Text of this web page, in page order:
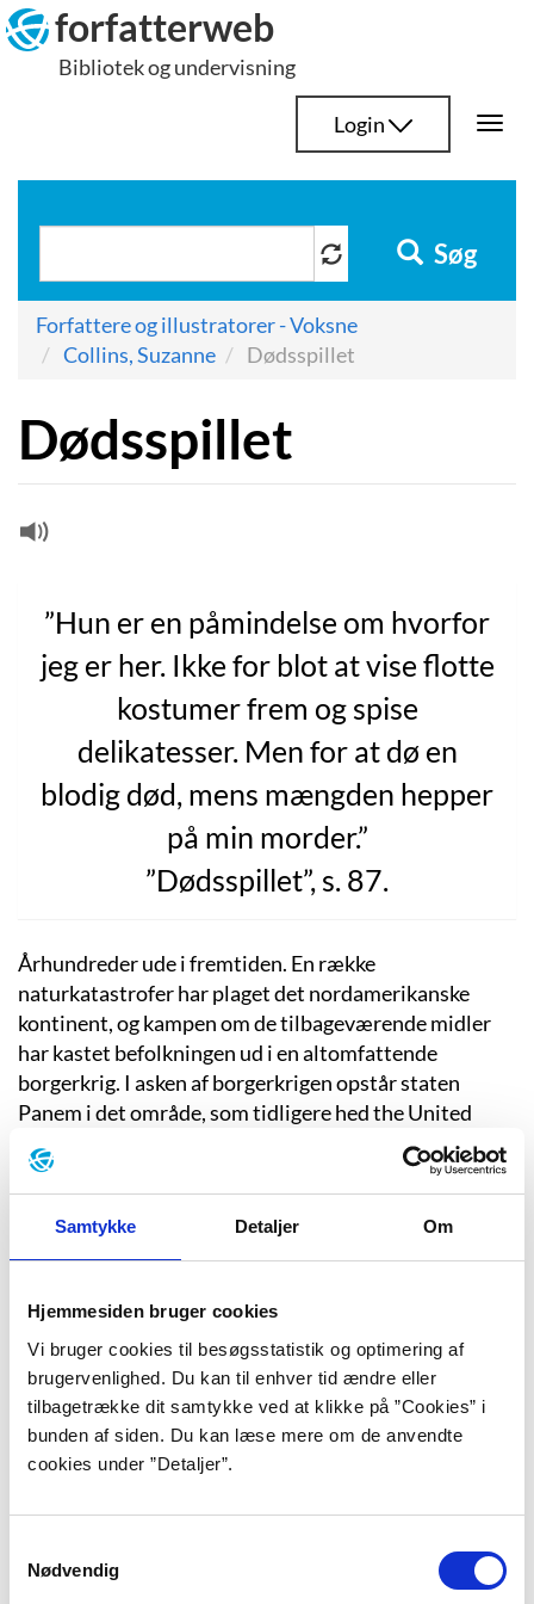
Samtykke Detaljer Om
Hjemmesiden bruger cookies
Vi bruger cookies til besøgsstatistik og optimering af
brugervenlighed. Du kan til enhver tid ændre eller
tilbagetrække dit samtykke ved at klikke på ”Cookies” i
bunden af siden. Du kan læse mere om de anvendte
cookies under ”Detaljer”.
Nødvendig
Hop
til
indhold
forfatterweb
Bibliotek og undervisning
Login
Søg
Forfattere og illustratorer - Voksne
Collins, Suzanne
Dødsspillet
Dødsspillet
”Hun er en påmindelse om hvorfor
jeg er her. Ikke for blot at vise flotte
kostumer frem og spise
delikatesser. Men for at dø en
blodig død, mens mængden hepper
på min morder.”
”Dødsspillet”, s. 87.
Århundreder ude i fremtiden. En række
naturkatastrofer har plaget det nordamerikanske
kontinent, og kampen om de tilbageværende midler
har kastet befolkningen ud i en altomfattende
borgerkrig. I asken af borgerkrigen opstår staten
Panem i det område, som tidligere hed the United
States of America. Panem styres af et nådesløst
diktatur i hovedstaden Capitol. Efter et mislykket
oprør indfører statsledelsen et spil, der skal illustrere
dets altomfattende magt: Hvert år udvælges en pige
og dreng fra hvert af Panems 12 distrikter til at
at følge med på TV-skærme. Men noget går galt i den
74. udgave af spillet.
Her begynder Suzanne Collins sin trilogi med den
roman, som har givet serien sin titel –
bowle ved den årlige udvælgelsesceremoni, melder
hendes søster sig i hendes sted. Kattua Everdeen